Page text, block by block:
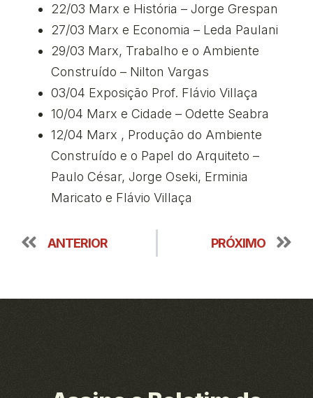
22/03 Marx e História – Jorge Grespan
27/03 Marx e Economia – Leda Paulani
29/03 Marx, Trabalho e o Ambiente
Construído – Nilton Vargas
03/04 Exposição Prof. Flávio Villaça
10/04 Marx e Cidade – Odette Seabra
12/04 Marx , Produção do Ambiente
Construído e o Papel do Arquiteto –
Paulo César, Jorge Oseki, Erminia
Maricato e Flávio Villaça
ANTERIOR PRÓXIMO